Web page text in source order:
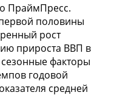
ПраймПресс.
половины
рост
прироста ВВП в
факторы
годовой
средней